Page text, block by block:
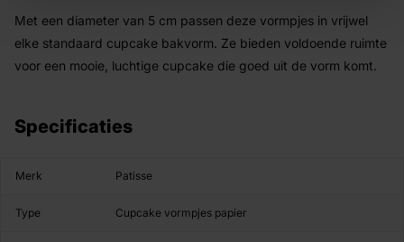
Met een diameter van 5 cm passen deze vormpjes in vrijwel
elke standaard cupcake bakvorm. Ze bieden voldoende ruimte
voor een mooie, luchtige cupcake die goed uit de vorm komt.
Specificaties
Merk Patisse
Type Cupcake vormpjes papier